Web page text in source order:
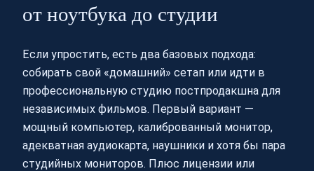
от ноутбука до студии
Если упростить, есть два базовых подхода:
собирать свой «домашний» сетап или идти в
профессиональную студию постпродакшна для
независимых фильмов. Первый вариант —
мощный компьютер, калиброванный монитор,
адекватная аудиокарта, наушники и хотя бы пара
студийных мониторов. Плюс лицензии или